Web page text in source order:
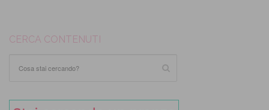
CERCA CONTENUTI